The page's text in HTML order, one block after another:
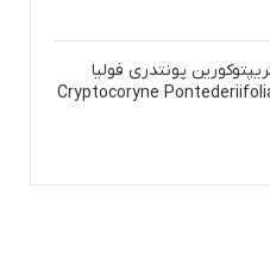
فولیا